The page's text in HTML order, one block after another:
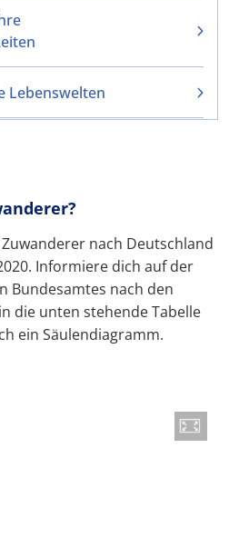
Lebenswelten
nach Deutschland
Informiere dich auf der
Bundesamtes nach den
die unten stehende Tabelle
ein Säulendiagramm.